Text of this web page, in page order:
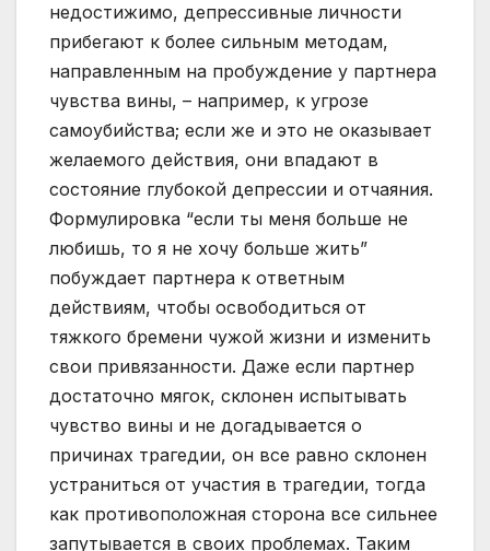
недостижимо, депрессивные личности
прибегают к более сильным методам,
направленным на пробуждение у партнера
чувства вины, – например, к угрозе
самоубийства; если же и это не оказывает
желаемого действия, они впадают в
состояние глубокой депрессии и отчаяния.
Формулировка “если ты меня больше не
любишь, то я не хочу больше жить”
побуждает партнера к ответным
действиям, чтобы освободиться от
тяжкого бремени чужой жизни и изменить
свои привязанности. Даже если партнер
достаточно мягок, склонен испытывать
чувство вины и не догадывается о
причинах трагедии, он все равно склонен
устраниться от участия в трагедии, тогда
как противоположная сторона все сильнее
запутывается в своих проблемах. Таким